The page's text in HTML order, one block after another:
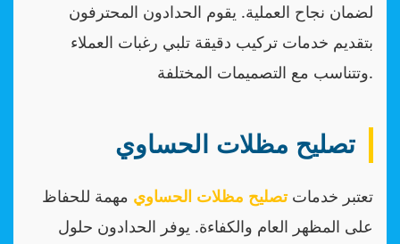
لضمان نجاح العملية. يقوم الحدادون المحترفون
بتقديم خدمات تركيب دقيقة تلبي رغبات العملاء
وتتناسب مع التصميمات المختلفة.
تصليح مظلات الحساوي
تعتبر خدماتتصليح مظلات الحساوي مهمة للحفاظ
على المظهر العام والكفاءة. يوفر الحدادون حلول